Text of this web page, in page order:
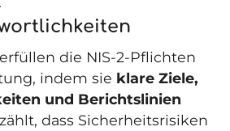
die NIS-2-Pflichten
indem sie klare Ziele,
und Berichtslinien
dass Sicherheitsrisiken